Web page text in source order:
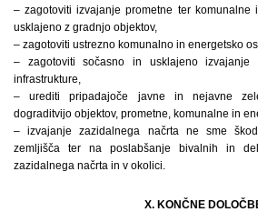
– zagotoviti izvajanje prometne ter komunalne
usklajeno z gradnjo objektov,
– zagotoviti ustrezno komunalno in energetsko
– zagotoviti sočasno in usklajeno izvajanje
infrastrukture,
– urediti pripadajoče javne in nejavne
dograditvijo objektov, prometne, komunalne in
– izvajanje zazidalnega načrta ne sme
zemljišča ter na poslabšanje bivalnih in
zazidalnega načrta in v okolici.
X. KONČNE